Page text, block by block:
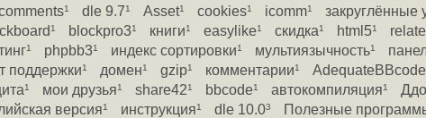
1 dle 9.71 Asset1 cookies1 icomm1 закруглённые
1 blockpro31 книги1 easylike1 скидка1 html51
1 phpbb31 индекс сортировки1 мультиязычность1
поддержки1 домен1 gzip1 комментарии1 AdequateBBcode
1 мои друзья1 share421 bbcode1 автокомпиляция1
версия1 инструкция1 dle 10.03 Полезные